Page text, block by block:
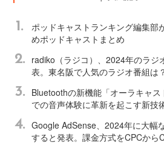
1.
ポッドキャストランキング編集部
めポッドキャストまとめ
2.
radiko（ラジコ）、2024年のラジ
表。東名阪で人気のラジオ番組は
3.
Bluetoothの新機能「オーラキャ
での音声体験に革新を起こす新技
4. Google AdSense、2024年に大幅
すると発表。課金方式をCPCから